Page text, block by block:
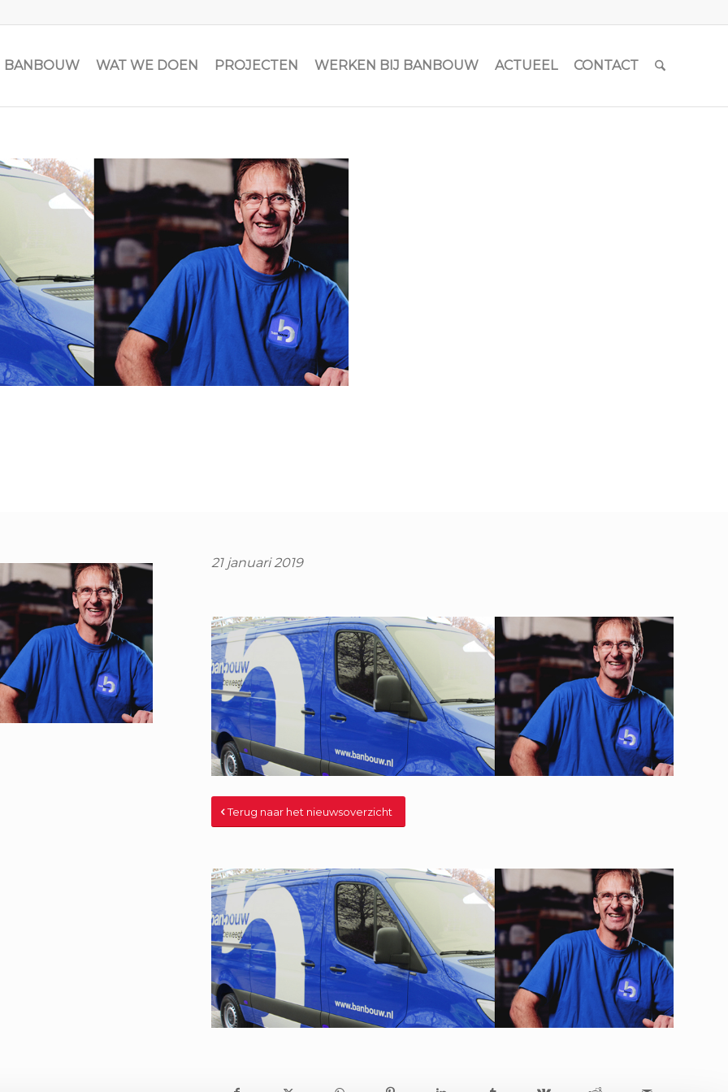
BANBOUW WAT WE DOEN PROJECTEN WERKEN BIJ BANBOUW ACTUEEL CONTACT
21 januari 2019
Terug naar het nieuwsoverzicht